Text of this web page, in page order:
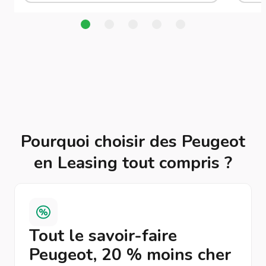
Pourquoi choisir des Peugeot
en Leasing tout compris ?
Tout le savoir-faire
Peugeot, 20 % moins cher